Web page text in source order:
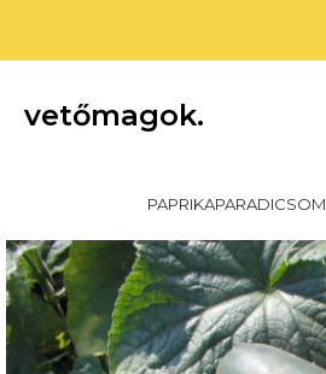
vetőmagok.
PAPRIKAPARADICSOM